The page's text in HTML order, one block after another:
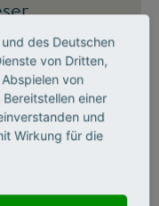
eine klare
für
und eine
den F&I-
Ländern.
des Deutschen
von Dritten,
von
einer
und
Wirkung für die